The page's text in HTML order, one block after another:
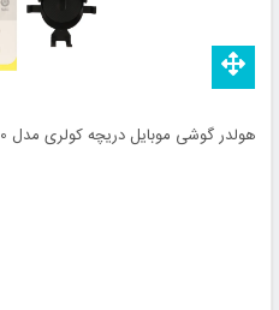
هولدر گوشی موبایل دریچه کولری مدل CZ028-50 - مشکی - BSA